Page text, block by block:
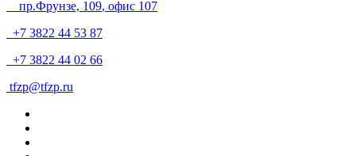
пр.Фрунзе, 109, офис 107
+7 3822 44 53 87
+7 3822 44 02 66
tfzp@tfzp.ru